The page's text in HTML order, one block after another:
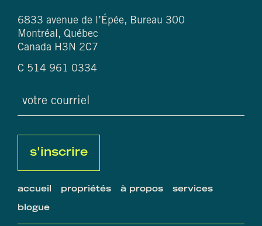
6833 avenue de l’Épée, Bureau 300
Montréal, Québec
Canada H3N 2C7
C 514 961 0334
courriel
accueil propriétés à propos services
blogue